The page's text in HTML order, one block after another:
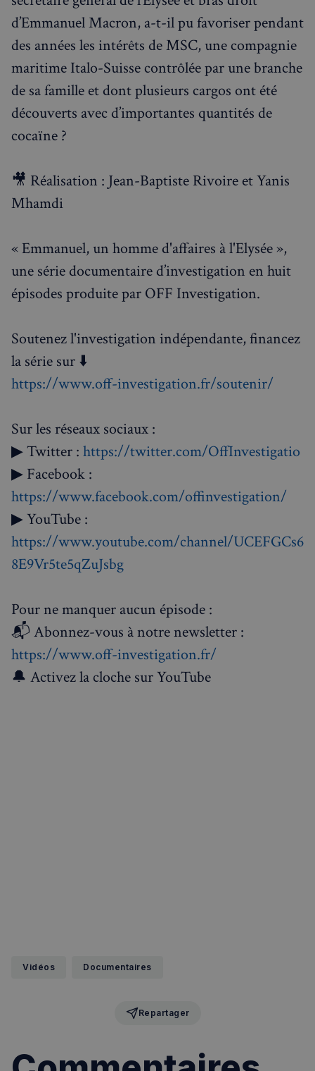
d’Emmanuel Macron, a-t-il pu favoriser pendant
des années les intérêts de MSC, une compagnie
maritime Italo-Suisse contrôlée par une branche
de sa famille et dont plusieurs cargos ont été
découverts avec d’importantes quantités de
cocaïne ?
🎥 Réalisation : Jean-Baptiste Rivoire et Yanis
Mhamdi
« Emmanuel, un homme d'affaires à l'Elysée »,
une série documentaire d’investigation en huit
épisodes produite par OFF Investigation.
Soutenez l'investigation indépendante, financez
la série sur ⬇️
https://www.off-investigation.fr/soutenir/
Sur les réseaux sociaux :
▶ Twitter : https://twitter.com/OffInvestigatio
▶ Facebook :
https://www.facebook.com/offinvestigation/
▶ YouTube :
https://www.youtube.com/channel/UCEFGCs6
8E9Vr5te5qZuJsbg
Pour ne manquer aucun épisode :
📬 Abonnez-vous à notre newsletter :
https://www.off-investigation.fr/
🔔 Activez la cloche sur YouTube
Vidéos Documentaires
Repartager